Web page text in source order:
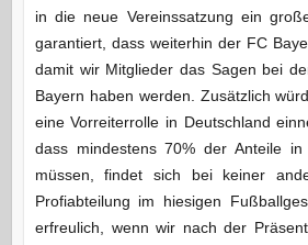
in die neue Vereinssatzung ein
garantiert, dass weiterhin der FC
damit wir Mitglieder das Sagen bei
Bayern haben werden. Zusätzlich
eine Vorreiterrolle in Deutschland
dass mindestens 70% der Anteile in
müssen, findet sich bei keiner
Profiabteilung im hiesigen
erfreulich, wenn wir nach der